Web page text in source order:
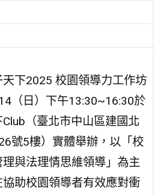
天下2025 校園領導力工作坊
（日）下午13:30~16:30於
（臺北市中山區建國北
號5樓）實體舉辦，以「校
理與法理情思維領導」為主
助校園領導者有效應對衝